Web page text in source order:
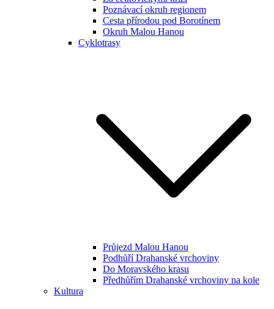
Poznávací okruh regionem
Cesta přírodou pod Borotínem
Okruh Malou Hanou
Cyklotrasy
Průjezd Malou Hanou
Podhůří Drahanské vrchoviny
Do Moravského krasu
Předhůřím Drahanské vrchoviny na kole
Kultura